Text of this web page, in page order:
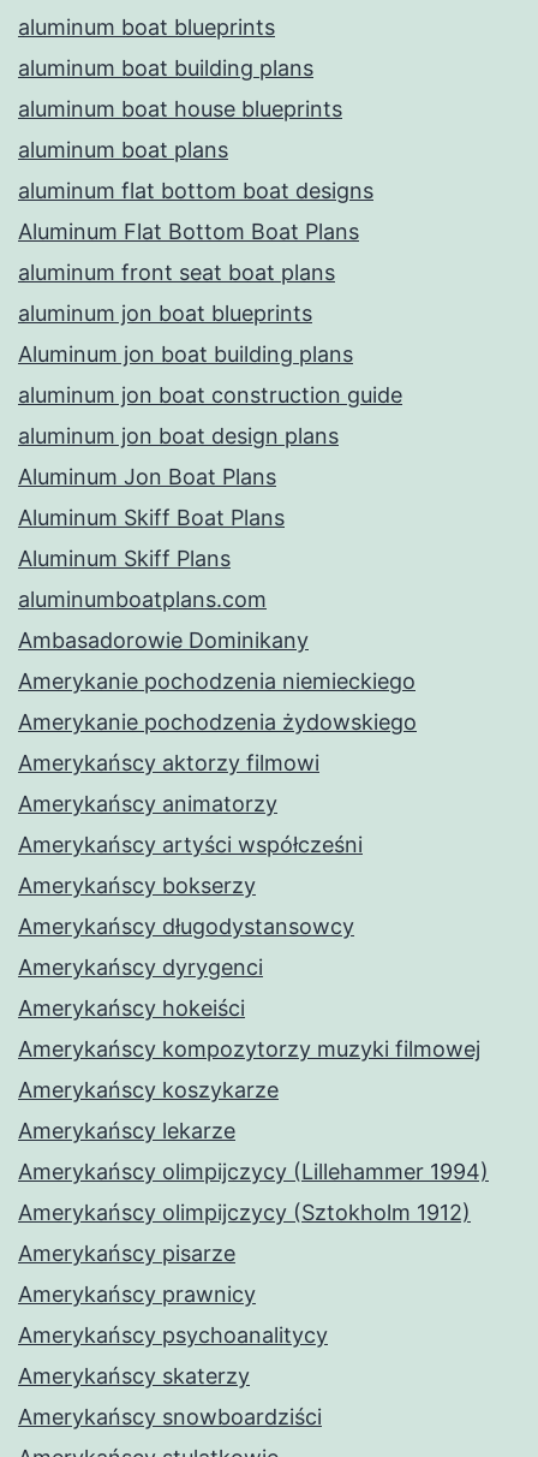
aluminum boat blueprints
aluminum boat building plans
aluminum boat house blueprints
aluminum boat plans
aluminum flat bottom boat designs
Aluminum Flat Bottom Boat Plans
aluminum front seat boat plans
aluminum jon boat blueprints
Aluminum jon boat building plans
aluminum jon boat construction guide
aluminum jon boat design plans
Aluminum Jon Boat Plans
Aluminum Skiff Boat Plans
Aluminum Skiff Plans
aluminumboatplans.com
Ambasadorowie Dominikany
Amerykanie pochodzenia niemieckiego
Amerykanie pochodzenia żydowskiego
Amerykańscy aktorzy filmowi
Amerykańscy animatorzy
Amerykańscy artyści współcześni
Amerykańscy bokserzy
Amerykańscy długodystansowcy
Amerykańscy dyrygenci
Amerykańscy hokeiści
Amerykańscy kompozytorzy muzyki filmowej
Amerykańscy koszykarze
Amerykańscy lekarze
Amerykańscy olimpijczycy (Lillehammer 1994)
Amerykańscy olimpijczycy (Sztokholm 1912)
Amerykańscy pisarze
Amerykańscy prawnicy
Amerykańscy psychoanalitycy
Amerykańscy skaterzy
Amerykańscy snowboardziści